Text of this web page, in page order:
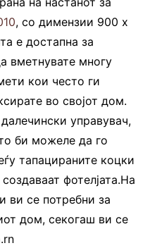
, со димензии 900 x
е достапна за
вметнувате многу
кои често ги
во својот дом.
управувач,
би можеле да го
тапацираните коцки
фотелјата.На
ви се потребни за
дом, секогаш ви се